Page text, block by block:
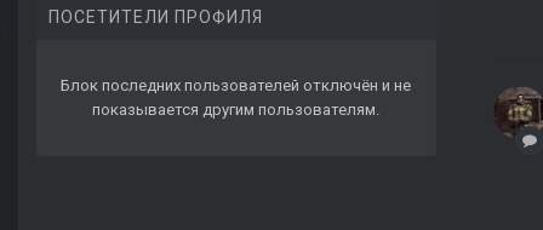
ПОСЕТИТЕЛИ ПРОФИЛЯ
Блок последних пользователей отключён и не
показывается другим пользователям.